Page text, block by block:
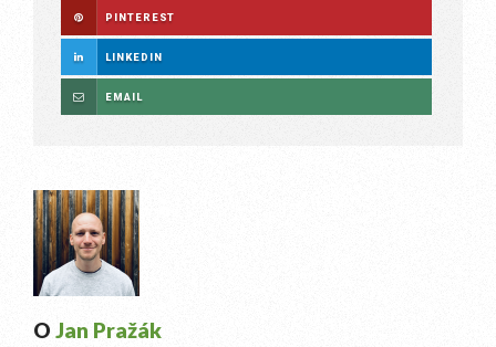
PINTEREST
LINKEDIN
EMAIL
O Jan Pražák